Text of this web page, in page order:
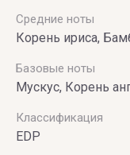
Средние ноты
Корень ириса,
Базовые ноты
Мускус, Корень
Классификация
EDP